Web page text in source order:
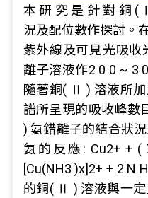
本 研 究 是 針 對 銅 (
況及配位數作探討。
紫外線及可見光吸
離子溶液作2 0 0 ~ 3
隨著銅( Ⅱ ) 溶液所
譜所呈現的吸收峰數
) 氨錯離子的結合狀
氨的反應: Cu2+ +
[Cu(NH3 )x]2+ + 2 N
的銅( Ⅱ ) 溶液與一